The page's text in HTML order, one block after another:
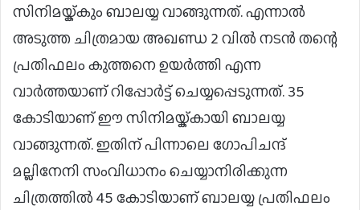
സിനിമയ്ക്കും ബാലയ്യ വാങ്ങുന്നത്. എന്നാല്‍
അടുത്ത ചിത്രമായ അഖണ്ഡ 2 വില്‍ നടൻ തന്റെ
പ്രതിഫലം കുത്തനെ ഉയർത്തി എന്ന
വാർത്തയാണ് റിപ്പോർട്ട് ചെയ്യപ്പെടുന്നത്. 35
കോടിയാണ് ഈ സിനിമയ്ക്കായി ബാലയ്യ
വാങ്ങുന്നത്. ഇതിന് പിന്നാലെ ഗോപിചന്ദ്
മല്ലിനേനി സംവിധാനം ചെയ്യാനിരിക്കുന്ന
ചിത്രത്തില്‍ 45 കോടിയാണ് ബാലയ്യ പ്രതിഫലം